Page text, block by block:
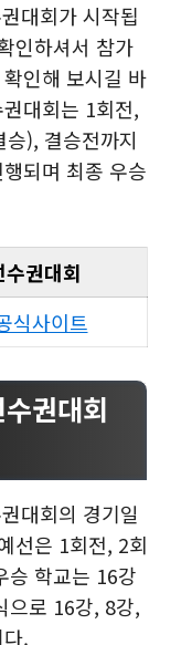
대회가 시작됩
인하셔서 참가
인해 보시길 바
대회는 1회전,
), 결승전까지
되며 최종 우승
권대회
식사이트
권대회
대회의 경기일
선은 1회전, 2회
승 학교는 16강
으로 16강, 8강,
.